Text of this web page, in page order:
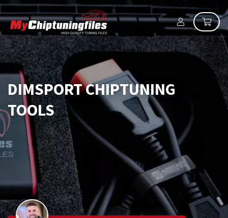
DIMSPORT CHIPTUNING
TOOLS